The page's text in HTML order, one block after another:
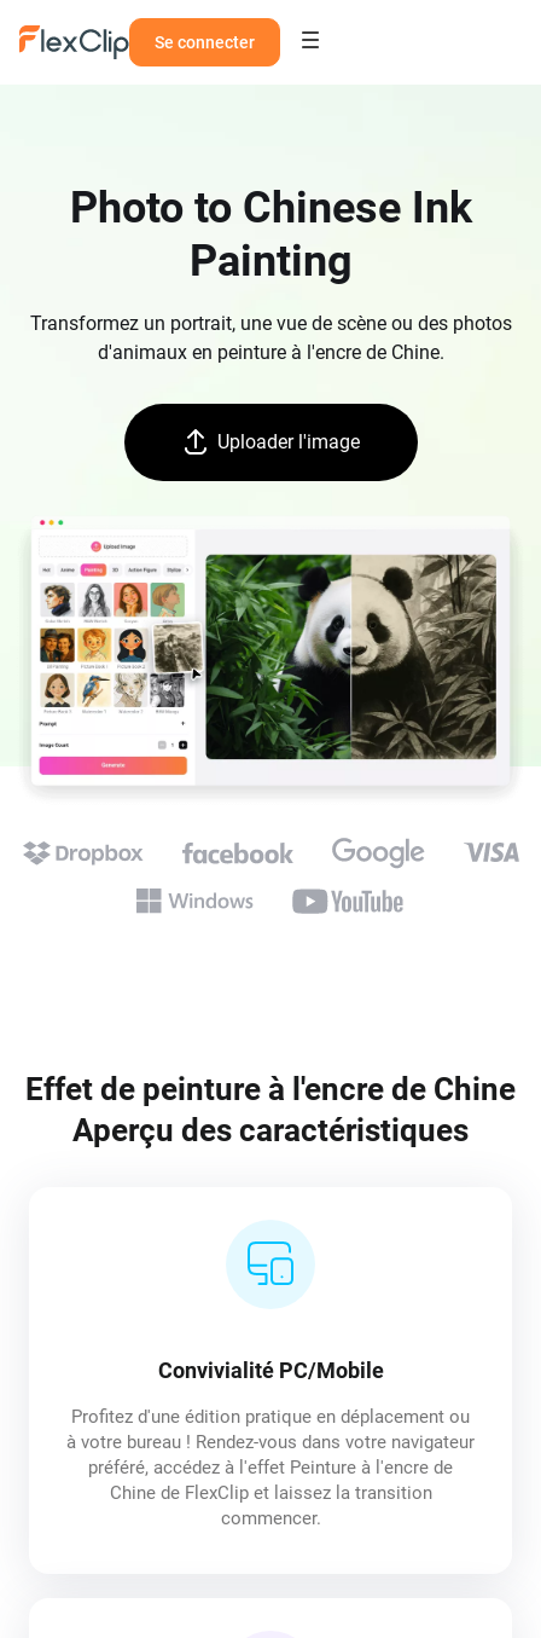
Se connecter
Photo to Chinese Ink
Painting
Transformez un portrait, une vue de scène ou des photos
d'animaux en peinture à l'encre de Chine.
Uploader l'image
Effet de peinture à l'encre de Chine
Aperçu des caractéristiques
Convivialité PC/Mobile
Profitez d'une édition pratique en déplacement ou
à votre bureau ! Rendez-vous dans votre navigateur
préféré, accédez à l'effet Peinture à l'encre de
Chine de FlexClip et laissez la transition
commencer.